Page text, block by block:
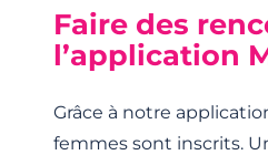
Faire des
l’application
Grâce à notre
femmes sont inscrits.